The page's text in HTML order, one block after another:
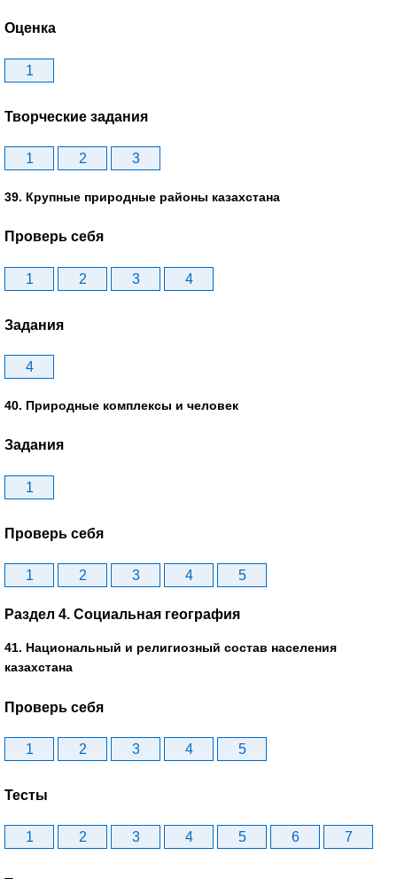
Оценка
1
Творческие задания
1 2 3
39. Крупные природные районы казахстана
Проверь себя
1 2 3 4
Задания
4
40. Природные комплексы и человек
Задания
1
Проверь себя
1 2 3 4 5
Раздел 4. Социальная география
41. Национальный и религиозный состав населения
казахстана
Проверь себя
1 2 3 4 5
Тесты
1 2 3 4 5 6 7